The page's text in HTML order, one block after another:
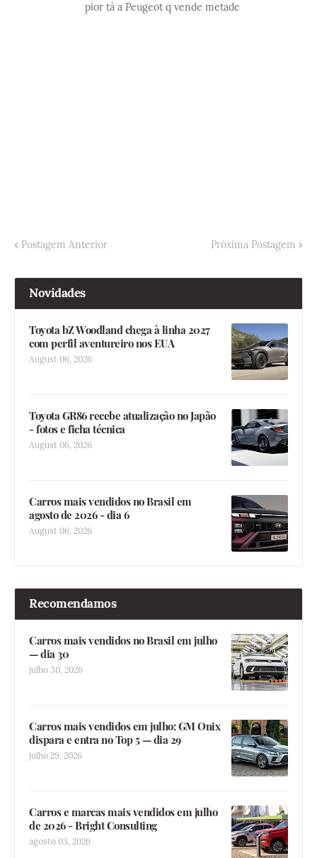
pior tá a Peugeot q vende metade
Postagem Anterior Próxima Postagem
Novidades
Toyota bZ Woodland chega à linha 2027
com perfil aventureiro nos EUA
August 06, 2026
Toyota GR86 recebe atualização no Japão
- fotos e ficha técnica
August 06, 2026
Carros mais vendidos no Brasil em
agosto de 2026 - dia 6
August 06, 2026
Recomendamos
Carros mais vendidos no Brasil em julho
— dia 30
julho 30, 2026
Carros mais vendidos em julho: GM Onix
dispara e entra no Top 5 — dia 29
julho 29, 2026
Carros e marcas mais vendidos em julho
de 2026 - Bright Consulting
agosto 03, 2026